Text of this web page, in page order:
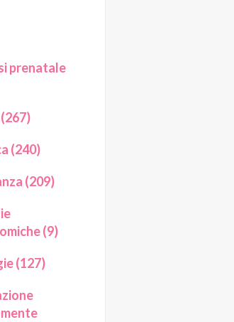
prenatale
(240)
(209)
(9)
(127)